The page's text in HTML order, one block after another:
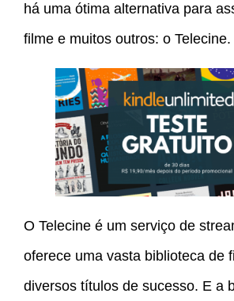
há uma ótima alternativa para
filme e muitos outros: o Telecine.
O Telecine é um serviço de
oferece uma vasta biblioteca de
diversos títulos de sucesso. E a